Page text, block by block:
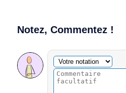
Notez, Commentez !
Commentaire facultatif
Votre notation